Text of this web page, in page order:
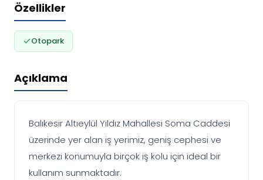
Özellikler
Otopark
Açıklama
Balıkesir Altıeylül Yıldız Mahallesi Soma Caddesi
üzerinde yer alan iş yerimiz, geniş cephesi ve
merkezi konumuyla birçok iş kolu için ideal bir
kullanım sunmaktadır.